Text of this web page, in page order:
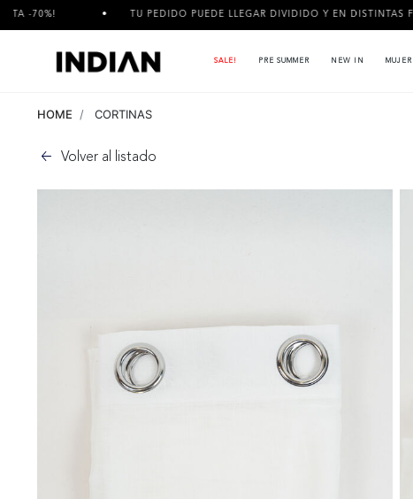
TU PEDIDO PUEDE LLEGAR DIVIDIDO Y EN DISTINTAS FECHAS!
SALE! PRE SUMMER NEW IN MUJER
HOME CORTINAS
Volver al listado